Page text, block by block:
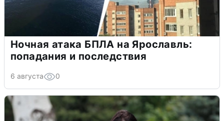
Ночная атака БПЛА на Ярославль:
попадания и последствия
6 августа 0